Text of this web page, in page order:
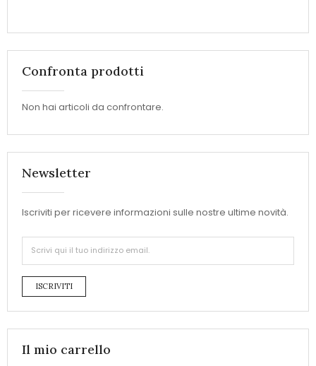
Confronta prodotti
Non hai articoli da confrontare.
Newsletter
Iscriviti per ricevere informazioni sulle nostre ultime novità.
ISCRIVITI
Il mio carrello